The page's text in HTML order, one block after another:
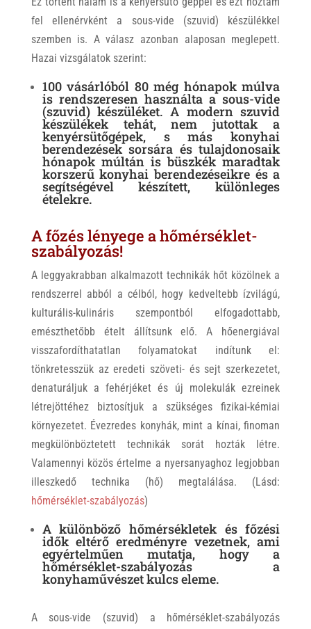
fel ellenérvként a sous-vide (szuvid) készülékkel
szemben is. A válasz azonban alaposan meglepett.
Hazai vizsgálatok szerint:
100 vásárlóból 80 még hónapok múlva
is rendszeresen használta a sous-vide
(szuvid) készüléket. A modern szuvid
készülékek tehát, nem jutottak a
kenyérsütőgépek, s más konyhai
berendezések sorsára és tulajdonosaik
hónapok múltán is büszkék maradtak
korszerű konyhai berendezéseikre és a
segítségével készített, különleges
ételekre.
A főzés lényege a hőmérséklet-
szabályozás!
A leggyakrabban alkalmazott technikák hőt közölnek a
rendszerrel abból a célból, hogy kedveltebb ízvilágú,
kulturális-kulináris szempontból elfogadottabb,
emészthetőbb ételt állítsunk elő. A hőenergiával
visszafordíthatatlan folyamatokat indítunk el:
tönkretesszük az eredeti szöveti- és sejt szerkezetet,
denaturáljuk a fehérjéket és új molekulák ezreinek
létrejöttéhez biztosítjuk a szükséges fizikai-kémiai
környezetet. Évezredes konyhák, mint a kínai, finoman
megkülönböztetett technikák sorát hozták létre.
Valamennyi közös értelme a nyersanyaghoz legjobban
illeszkedő technika (hő) megtalálása. (Lásd:
hőmérséklet-szabályozás)
A különböző hőmérsékletek és főzési
idők eltérő eredményre vezetnek, ami
egyértelműen mutatja, hogy a
hőmérséklet-szabályozás a
konyhaművészet kulcs eleme.
A sous-vide (szuvid) a hőmérséklet-szabályozás